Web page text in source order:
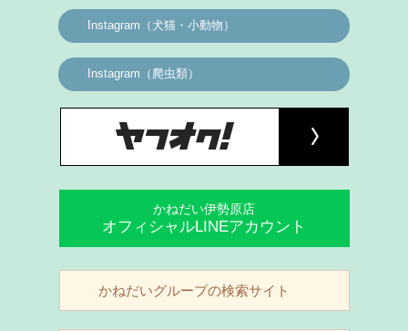
Instagram（犬猫・小動物）
Instagram（爬虫類）
かねだい伊勢原店
オフィシャルLINEアカウント
かねだいグループの検索サイト